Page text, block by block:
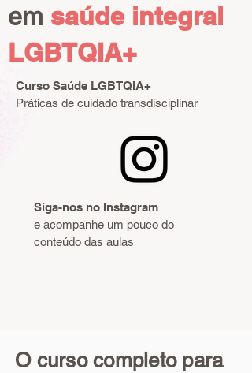
em saúde integral
LGBTQIA+
Curso Saúde LGBTQIA+
Práticas de cuidado transdisciplinar
Siga-nos no Instagram
e acompanhe um pouco do
conteúdo das aulas
O curso completo para